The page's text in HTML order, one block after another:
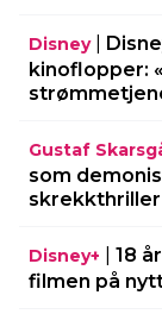
Disney|
kinoflopper:
Gustaf
som
skrekkthriller
Disney+
18
filmen på